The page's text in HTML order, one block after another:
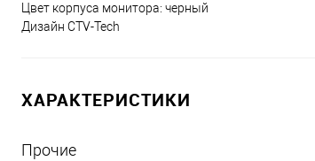
Цвет корпуса монитора: черный
Дизайн CTV-Tech
ХАРАКТЕРИСТИКИ
Прочие